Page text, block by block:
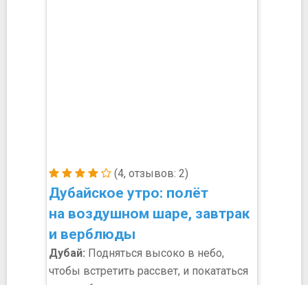
(4, отзывов: 2)
Дубайское утро: полёт
на воздушном шаре, завтрак
и верблюды
Дубай: Подняться высоко в небо,
чтобы встретить рассвет, и покататься